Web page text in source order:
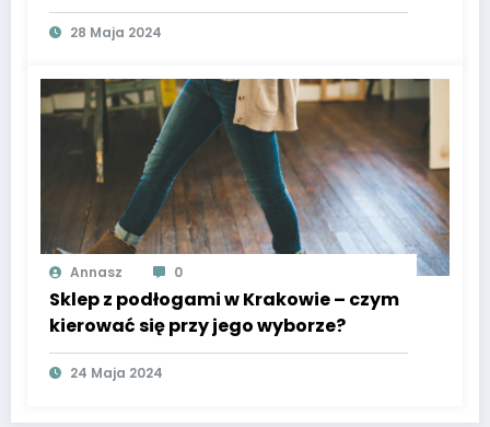
28 Maja 2024
Annasz 0
Sklep z podłogami w Krakowie – czym
kierować się przy jego wyborze?
24 Maja 2024